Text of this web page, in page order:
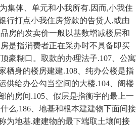
集体、单元和小我所有.因而,小我住
行打点小我住房贷款的告贷人,或由
房的发卖价一般以基数增减楼层和
是指消费者正在采办时不具备即买
豪糊口。取款的办理法子.107、公寓
栖身的楼房建建.108、纯办公楼是指
供给办公勾当空间的大楼.104、阁楼
的房间.105、假层是指衡宇的最上一
么.186、地基和根本建建物下面间接
为地基.建建物的最下端取土壤间接